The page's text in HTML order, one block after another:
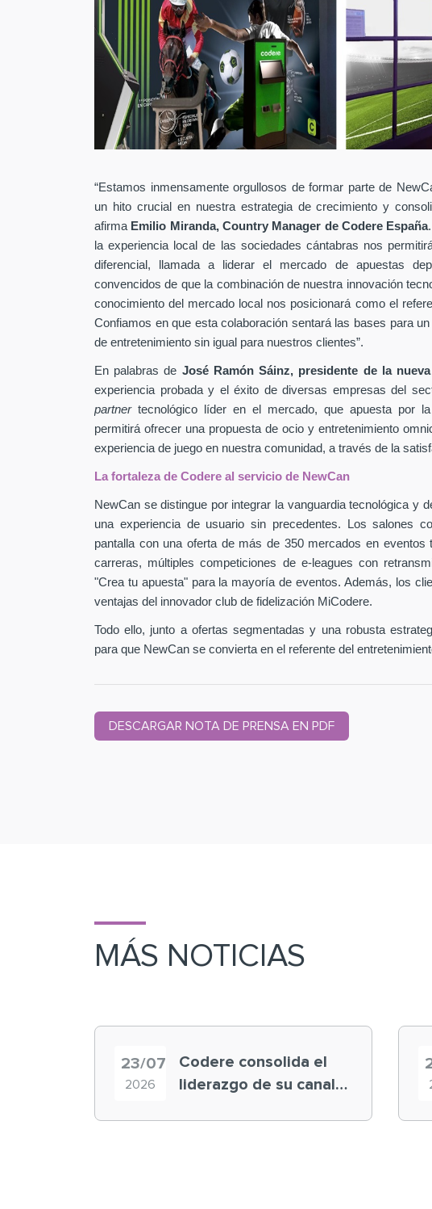
“Estamos inmensamente orgullosos de formar parte de
un hito crucial en nuestra estrategia de crecimiento y
afirma Emilio Miranda, Country Manager de Codere España
la experiencia local de las sociedades cántabras nos
diferencial, llamada a liderar el mercado de apuestas
convencidos de que la combinación de nuestra innovación
conocimiento del mercado local nos posicionará como el
Confiamos en que esta colaboración sentará las bases para
de entretenimiento sin igual para nuestros clientes”.
En palabras de José Ramón Sáinz, presidente de la nueva
experiencia probada y el éxito de diversas empresas del
partnertecnológico líder en el mercado, que apuesta por
permitirá ofrecer una propuesta de ocio y entretenimiento
experiencia de juego en nuestra comunidad, a través de la
La fortaleza de Codere al servicio de NewCan
NewCan se distingue por integrar la vanguardia tecnológica y
una experiencia de usuario sin precedentes. Los salones
pantalla con una oferta de más de 350 mercados en eventos
carreras, múltiples competiciones de e-leagues con
"Crea tu apuesta" para la mayoría de eventos. Además, los
ventajas del innovador club de fidelización MiCodere.
Todo ello, junto a ofertas segmentadas y una robusta
para que NewCan se convierta en el referente del
DESCARGAR NOTA DE PRENSA EN PDF
MÁS NOTICIAS
23/07
2026
Codere consolida el
liderazgo de su canal